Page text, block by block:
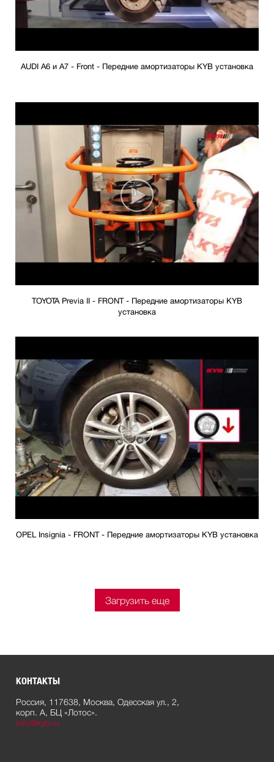
AUDI A6 и A7 - Front - Передние амортизаторы KYB установка
TOYOTA Previa II - FRONT - Передние амортизаторы KYB
установка
OPEL Insignia - FRONT - Передние амортизаторы KYB установка
Загрузить еще
КОНТАКТЫ
Россия, 117638, Москва, Одесская ул., 2,
корп. А, БЦ «Лотос».
info@kyb.ru